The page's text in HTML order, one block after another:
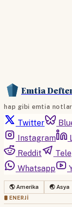
Emtia
hap gibi emtia
Twitter
Instagram
Reddit
Whatsapp
🌎 Amerika 🌏 Asya
🛢 ENERJI